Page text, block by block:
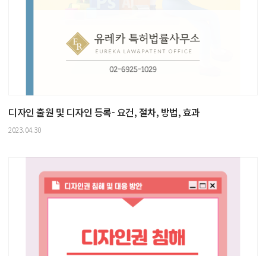
디자인 출원 및 디자인 등록- 요건, 절차, 방법, 효과
2023.04.30